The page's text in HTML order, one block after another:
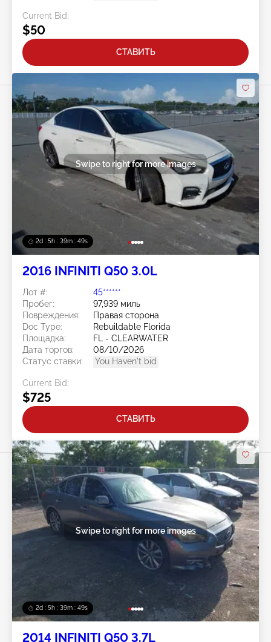
Current Bid:
$50
СТАВИТЬ
2d : 5h : 39m : 46s
Swipe to right for more images
2016 INFINITI Q50 3.0L
Лот #:
45******
Пробег:
97,939 миль
Повреждения:
Правая сторона
Doc Type:
Rebuildable Florida
Площадка:
FL - CLEARWATER
Дата торгов:
08/10/2026
Статус ставки:
You Haven't bid
Current Bid:
$725
СТАВИТЬ
2d : 5h : 39m : 46s
Swipe to right for more images
2014 INFINITI Q50 3.7L